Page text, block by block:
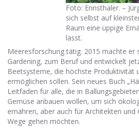
Foto: Ennsthaler. –
sich selbst auf
Raum eine üppige
lässt.
Meeresforschung tätig. 2015 machte er
Gardening, zum Beruf und entwickelt
Beetsysteme, die höchste Produktivität
ermöglichen sollen. Sein neues Buch
Leitfaden für alle, die in
Gemüse anbauen wollen, um sich
ernähren, aber auch für Architekten und
Wege gehen möchten.